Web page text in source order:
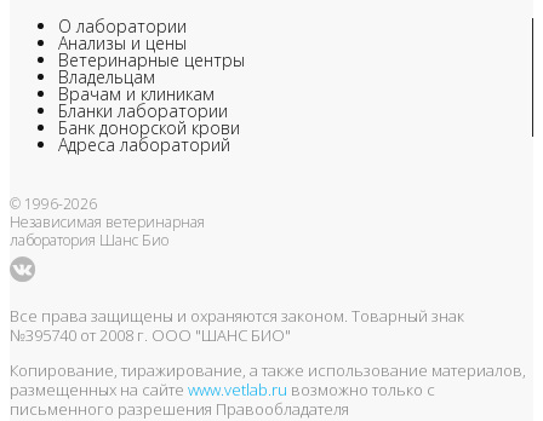
О лаборатории
Анализы и цены
Ветеринарные центры
Владельцам
Врачам и клиникам
Бланки лаборатории
Банк донорской крови
Адреса лабораторий
© 1996-2026
Независимая ветеринарная
лаборатория Шанс Био
Все права защищены и охраняются законом. Товарный знак
№395740 от 2008 г. ООО "ШАНС БИО"
Копирование, тиражирование, а также использование материалов,
размещенных на сайте www.vetlab.ru возможно только с
письменного разрешения Правообладателя